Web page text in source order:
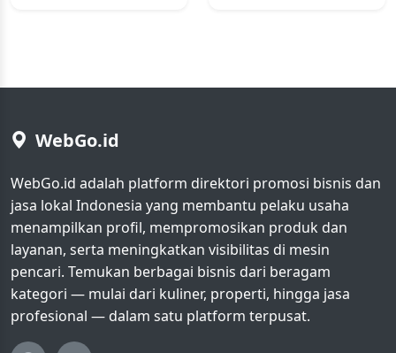
WebGo.id
WebGo.id adalah platform direktori promosi bisnis dan
jasa lokal Indonesia yang membantu pelaku usaha
menampilkan profil, mempromosikan produk dan
layanan, serta meningkatkan visibilitas di mesin
pencari. Temukan berbagai bisnis dari beragam
kategori — mulai dari kuliner, properti, hingga jasa
profesional — dalam satu platform terpusat.